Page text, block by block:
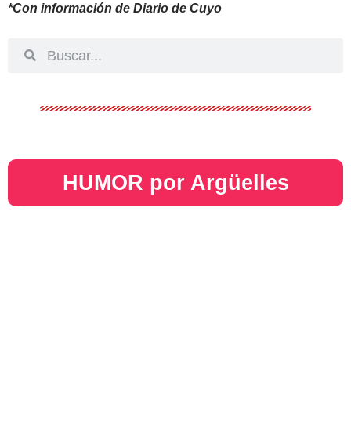
*Con información de Diario de Cuyo
HUMOR por Argüelles​